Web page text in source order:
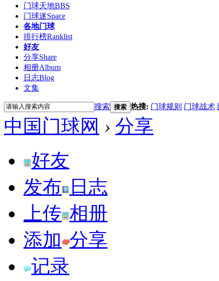
门球天地BBS
门球迷Space
各地门球
排行榜Ranklist
好友
分享Share
相册Album
日志Blog
文集
搜索 搜索 热搜: 门球规则 门球战术
中国门球网 › 分享
好友
发布
日志
上传 相册
添加 分享
记录